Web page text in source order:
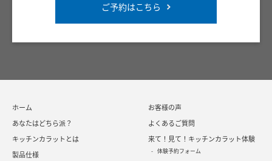
ご予約はこちら
ホーム
あなたはどちら派？
キッチンカラットとは
製品仕様
お客様の声
よくあるご質問
来て！見て！キッチンカラット体験
体験予約フォーム